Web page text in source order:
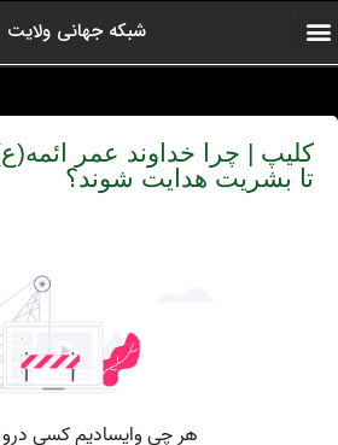
شبکه جهانی ولایت
کلیپ | چرا خداوند عمر
تا بشریت هدایت شوند؟